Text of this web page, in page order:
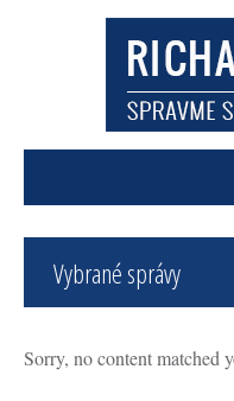
Vybrané správy
Sorry, no content matched